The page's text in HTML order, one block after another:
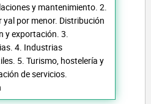
y mantenimiento. 2.
por menor. Distribución
y exportación. 3.
4. Industrias
5. Turismo, hostelería y
de servicios.